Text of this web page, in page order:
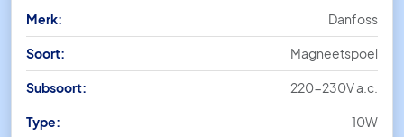
Merk: Danfoss
Soort: Magneetspoel
Subsoort: 220-230V a.c.
Type: 10W